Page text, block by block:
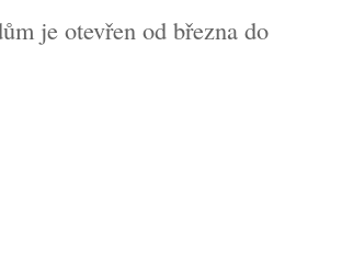
je otevřen od března do